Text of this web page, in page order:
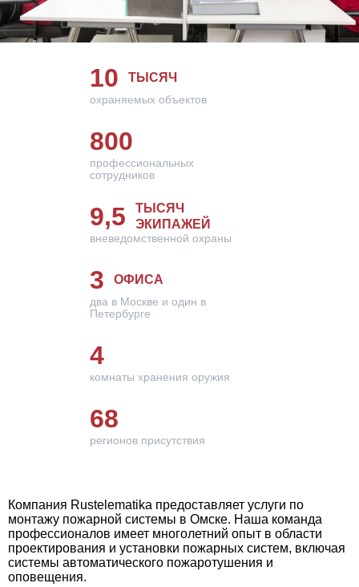
10 ТЫСЯЧ
охраняемых объектов
800
профессиональных
сотрудников
9,5
ТЫСЯЧ
ЭКИПАЖЕЙ
вневедомственной охраны
3 ОФИСА
два в Москве и один в
Петербурге
4
комнаты хранения оружия
68
регионов присутствия
Компания Rustelematika предоставляет услуги по
монтажу пожарной системы в Омске. Наша команда
профессионалов имеет многолетний опыт в области
проектирования и установки пожарных систем, включая
системы автоматического пожаротушения и
оповещения.